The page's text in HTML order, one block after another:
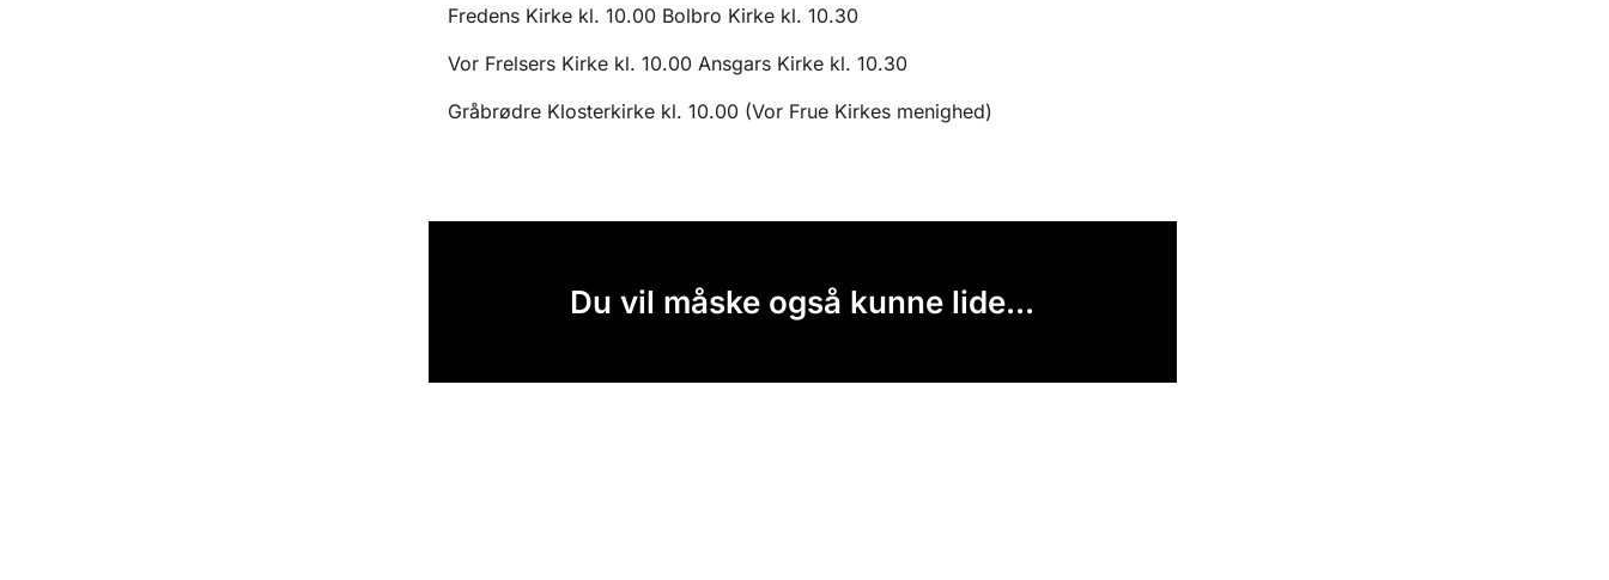
Fredens Kirke kl. 10.00 Bolbro Kirke kl. 10.30
Vor Frelsers Kirke kl. 10.00 Ansgars Kirke kl. 10.30
Gråbrødre Klosterkirke kl. 10.00 (Vor Frue Kirkes menighed)
Du vil måske også kunne lide...